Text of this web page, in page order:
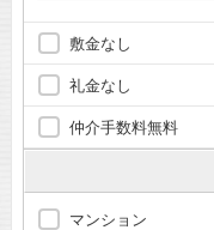
敷金なし
礼金なし
仲介手数料無料
マンション